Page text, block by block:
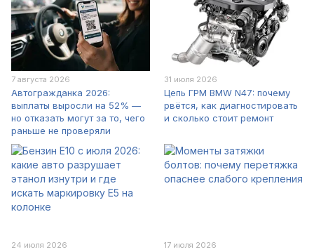
7 августа 2026
Автогражданка 2026:
выплаты выросли на 52% —
но отказать могут за то, чего
раньше не проверяли
31 июля 2026
Цепь ГРМ BMW N47: почему
рвётся, как диагностировать
и сколько стоит ремонт
24 июля 2026 17 июля 2026